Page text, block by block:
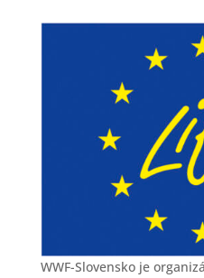
WWF-Slovensko je